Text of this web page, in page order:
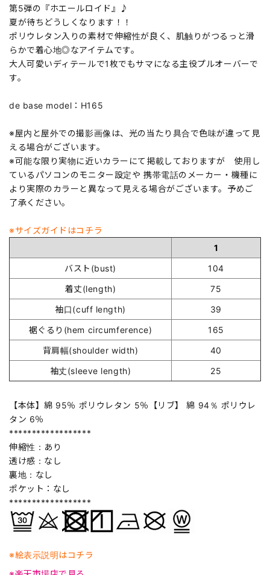
第5弾の『ホエールロイド』♪
夏が待ちどうしくなります！！
ポリウレタン入りの素材で伸縮性が良く、肌触りがつるっと滑
らかで着心地◎なアイテムです。
大人可愛いディテールで1枚でもサマになる主役プルオーバーで
す。
de base model：H165
※屋内と屋外での撮影画像は、光の当たり具合で色味が違って見
える場合がございます。
※可能な限り実物に近いカラーにて掲載しておりますが 使用し
ているパソコンのモニター設定や 携帯電話のメーカー・機種に
より実際のカラーと異なって見える場合がございます。予めご
了承ください。
※サイズガイドはコチラ
1
バスト(bust)
104
着丈(length)
75
袖口(cuff length)
39
裾ぐるり(hem circumference)
165
背肩幅(shoulder width)
40
袖丈(sleeve length)
25
【本体】綿 95％ ポリウレタン 5％【リブ】 綿 94％ ポリウレ
タン 6％
******************
伸縮性：あり
透け感：なし
裏地：なし
ポケット：なし
******************
※絵表示説明はコチラ